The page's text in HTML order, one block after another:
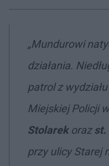
„Mundurowi
działania.
patrol z
Miejskiej Policji
Stolarekorazst.
przy ulicy Starej